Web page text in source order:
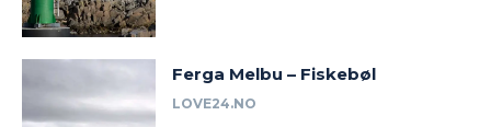
Ferga Melbu – Fiskebøl
LOVE24.NO